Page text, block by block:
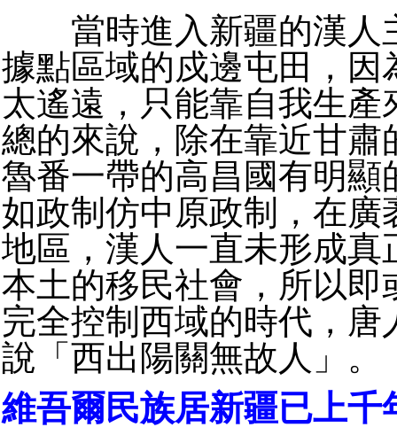
當時進入新疆的漢人
據點區域的戍邊屯田，因
太遙遠，只能靠自我生產
總的來說，除在靠近甘肅
魯番一帶的高昌國有明顯
如政制仿中原政制，在廣
地區，漢人一直未形成真
本土的移民社會，所以即
完全控制西域的時代，唐
說「西出陽關無故人」。
維吾爾民族居新疆已上千